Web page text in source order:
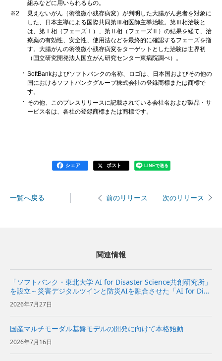
組みなどに用いられるもの。
※2
見えないがん（術後微小残存病変）が判明した大腸がん患者を対象に
した、日本主導による国際共同第Ⅲ相医師主導治験。第Ⅲ相治験と
は、第Ⅰ相（フェーズⅠ）、第Ⅱ相（フェーズⅡ）の結果を経て、治
療薬の有効性、安全性、使用法などを最終的に確認するフェーズを指
す。大腸がんの術後微小残存病変をターゲットとした治験は世界初
（国立研究開発法人国立がん研究センター東病院調べ）。
SoftBankおよびソフトバンクの名称、ロゴは、日本国およびその他の
国におけるソフトバンクグループ株式会社の登録商標または商標で
す。
その他、このプレスリリースに記載されている会社名および製品・サ
ービス名は、各社の登録商標または商標です。
シェア ポスト LINEで送る
一覧へ戻る 前のリリース 次のリリース
関連情報
「ソフトバンク・東北大学 AI for Disaster Science共創研究所」
を設立～災害デジタルツインと防災AIを融合させた「AI for Disa
ster Science基盤」の研究開発と社会実装を推進～ | 企業・IR |
ソフ...
2026年7月27日
国産マルチモーダル基盤モデルの開発に向けて本格始動
2026年7月16日